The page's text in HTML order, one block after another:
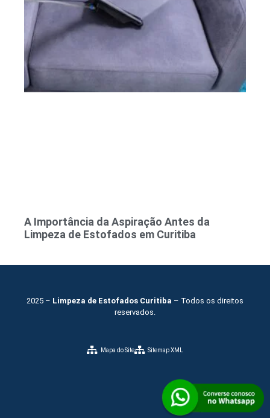
A Importância da Aspiração Antes da
Limpeza de Estofados em Curitiba
2025 – Limpeza de Estofados Curitiba – Todos os direitos
reservados.
Mapa do Site Sitemap XML